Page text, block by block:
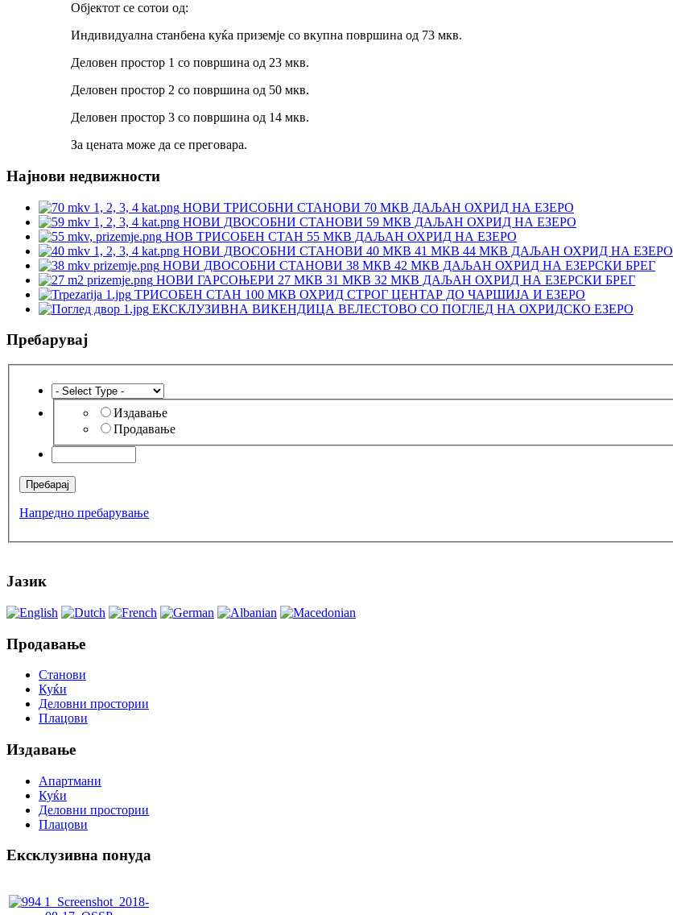
Објектот се сотои од:
Индивидуална станбена куќа приземје со вкупна површина од 73 мкв.
Деловен простор 1 со површина од 23 мкв.
Деловен простор 2 со површина од 50 мкв.
Деловен простор 3 со површина од 14 мкв.
За цената може да се преговара.
Најнови недвижности
НОВИ ТРИСОБНИ СТАНОВИ 70 МКВ ДАЉАН ОХРИД НА ЕЗЕРО
НОВИ ДВОСОБНИ СТАНОВИ 59 МКВ ДАЉАН ОХРИД НА ЕЗЕРО
НОВ ТРИСОБЕН СТАН 55 МКВ ДАЉАН ОХРИД НА ЕЗЕРО
НОВИ ДВОСОБНИ СТАНОВИ 40 МКВ 41 МКВ 44 МКВ ДАЉАН ОХРИД НА ЕЗЕРО
НОВИ ДВОСОБНИ СТАНОВИ 38 МКВ 42 МКВ ДАЉАН ОХРИД НА ЕЗЕРСКИ БРЕГ
НОВИ ГАРСОЊЕРИ 27 МКВ 31 МКВ 32 МКВ ДАЉАН ОХРИД НА ЕЗЕРСКИ БРЕГ
ТРИСОБЕН СТАН 100 МКВ ОХРИД СТРОГ ЦЕНТАР ДО ЧАРШИЈА И ЕЗЕРО
ЕКСКЛУЗИВНА ВИКЕНДИЦА ВЕЛЕСТОВО СО ПОГЛЕД НА ОХРИДСКО ЕЗЕРО
Пребарувај
Издавање
Продавање
Напредно пребарување
Јазик
Продавање
Станови
Куќи
Деловни простории
Плацови
Издавање
Апартмани
Куќи
Деловни простории
Плацови
Ексклузивна понуда